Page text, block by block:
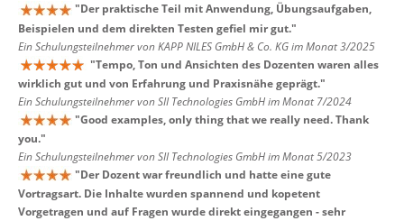
"Der praktische Teil mit Anwendung, Übungsaufgaben,
Beispielen und dem direkten Testen gefiel mir gut."
Ein Schulungsteilnehmer von KAPP NILES GmbH & Co. KG im Monat 3/2025
"Tempo, Ton und Ansichten des Dozenten waren alles
wirklich gut und von Erfahrung und Praxisnähe geprägt."
Ein Schulungsteilnehmer von SII Technologies GmbH im Monat 7/2024
"Good examples, only thing that we really need. Thank
you."
Ein Schulungsteilnehmer von SII Technologies GmbH im Monat 5/2023
"Der Dozent war freundlich und hatte eine gute
Vortragsart. Die Inhalte wurden spannend und kopetent
Vorgetragen und auf Fragen wurde direkt eingegangen - sehr